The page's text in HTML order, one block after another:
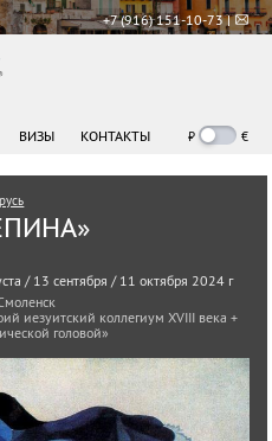
+7 (916) 151-10-73 |
ВИЗЫ КОНТАКТЫ ₽ €
/ 13 сентября / 11 октября 2024 г
иезуитский коллегиум XVIII века +
головой»